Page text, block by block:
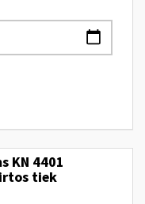
KN 4401
tiek